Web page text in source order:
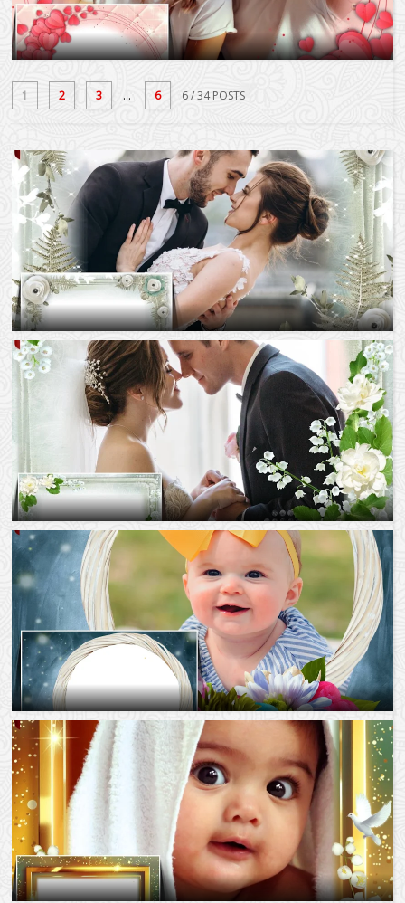
1 2 3 ... 6 6/ 34 POSTS